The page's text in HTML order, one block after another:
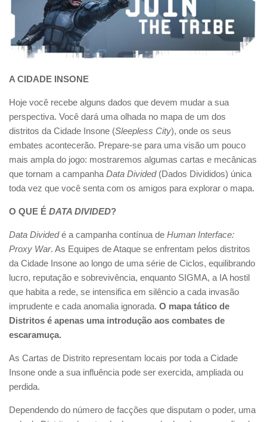
A CIDADE INSONE
Hoje você recebe alguns dados que devem mudar a sua
perspectiva. Você dará uma olhada no mapa de um dos
distritos da Cidade Insone (Sleepless City), onde os seus
embates acontecerão. Prepare-se para uma visão um pouco
mais ampla do jogo: mostraremos algumas cartas e mecânicas
que tornam a campanha Data Divided(Dados Divididos) única
toda vez que você senta com os amigos para explorar o mapa.
O QUE É DATA DIVIDED?
Data Dividedé a campanha contínua de Human Interface:
Proxy War. As Equipes de Ataque se enfrentam pelos distritos
da Cidade Insone ao longo de uma série de Ciclos, equilibrando
lucro, reputação e sobrevivência, enquanto SIGMA, a IA hostil
que habita a rede, se intensifica em silêncio a cada invasão
imprudente e cada anomalia ignorada. O mapa tático de
Distritos é apenas uma introdução aos combates de
escaramuça.
As Cartas de Distrito representam locais por toda a Cidade
Insone onde a sua influência pode ser exercida, ampliada ou
perdida.
Dependendo do número de facções que disputam o poder, uma